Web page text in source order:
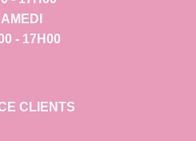
- 17H00
CLIENTS